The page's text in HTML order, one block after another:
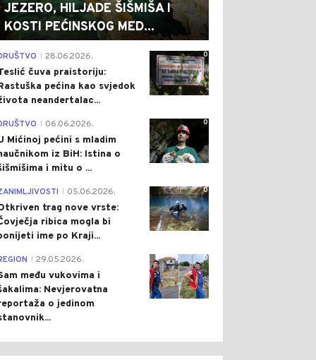
JEZERO, HILJADE ŠIŠMIŠA I
KOSTI PEĆINSKOG MED...
0
28.06.2026.
čuva praistoriju:
pećina kao svjedok
neandertalac...
0
06.06.2026.
Mićinoj pećini s mladim
iz BiH: Istina o
i mitu o ...
0
05.06.2026.
trag nove vrste:
ribica mogla bi
ime po Kraji...
0
29.05.2026.
među vukovima i
Nevjerovatna
o jedinom